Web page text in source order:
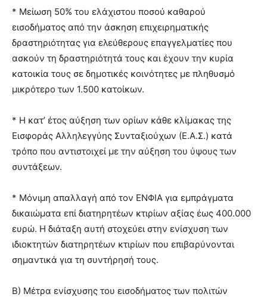
* Μείωση 50% του ελάχιστου ποσού καθαρού
εισοδήματος από την άσκηση επιχειρηματικής
δραστηριότητας για ελεύθερους επαγγελματίες που
ασκούν τη δραστηριότητά τους και έχουν την κυρία
κατοικία τους σε δημοτικές κοινότητες με πληθυσμό
μικρότερο των 1.500 κατοίκων.
* Η κατ’ έτος αύξηση των ορίων κάθε κλίμακας της
Εισφοράς Αλληλεγγύης Συνταξιούχων (Ε.Α.Σ.) κατά
τρόπο που αντιστοιχεί με την αύξηση του ύψους των
συντάξεων.
* Μόνιμη απαλλαγή από τον ΕΝΦΙΑ για εμπράγματα
δικαιώματα επί διατηρητέων κτιρίων αξίας έως 400.000
ευρώ. Η διάταξη αυτή στοχεύει στην ενίσχυση των
ιδιοκτητών διατηρητέων κτιρίων που επιβαρύνονται
σημαντικά για τη συντήρησή τους.
Β) Μέτρα ενίσχυσης του εισοδήματος των πολιτών